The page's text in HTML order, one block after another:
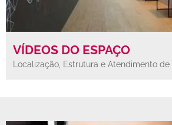
VÍDEOS DO ESPAÇO
Localização, Estrutura e Atendimento de